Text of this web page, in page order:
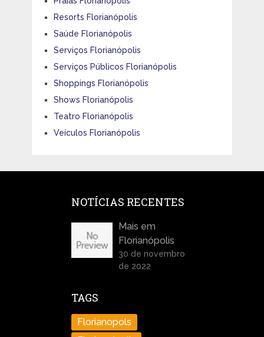
Resorts Florianópolis
Saúde Florianópolis
Serviços Florianópolis
Serviços Públicos Florianópolis
Shoppings Florianópolis
Shows Florianópolis
Teatro Florianópolis
Veículos Florianópolis
NOTÍCIAS RECENTES
Mais em
Florianópolis
30 de novembro
de 2022
TAGS
Florianopols